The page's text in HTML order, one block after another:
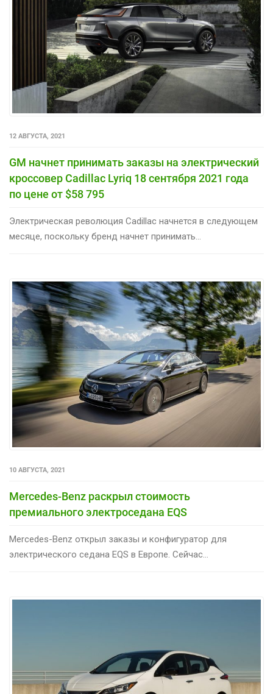
12 АВГУСТА, 2021
GM начнет принимать заказы на электрический
кроссовер Cadillac Lyriq 18 сентября 2021 года
по цене от $58 795
Электрическая революция Cadillac начнется в следующем
месяце, поскольку бренд начнет принимать...
10 АВГУСТА, 2021
Mercedes-Benz раскрыл стоимость
премиального электроседана EQS
Mercedes-Benz открыл заказы и конфигуратор для
электрического седана EQS в Европе. Сейчас...